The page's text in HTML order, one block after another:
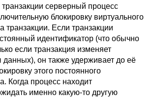
серверный процесс
блокировку виртуального
транзакции. Если транзакции
идентификатор (что обычно
если транзакция изменяет
данных), он также удерживает до её
этого постоянного
Когда процесс находит
именно какую-то другую